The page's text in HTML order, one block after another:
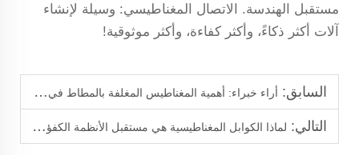
مستقبل الهندسة. الاتصال المغناطيسي: وسيلة لإنشاء
آلات أكثر ذكاءً، وأكثر كفاءة، وأكثر موثوقية!
السابق: أراء خبراء: أهمية المغناطيس المغلفة بالمطاط في صناعة طاقة الرياح
التالي: لماذا الكوابل المغناطيسية هي مستقبل الأنظمة الكفؤة وخالية من الصيانة